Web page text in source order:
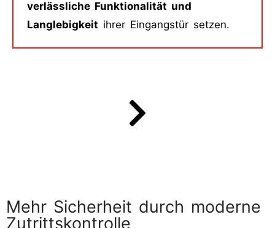
verlässliche Funktionalität und
Langlebigkeit ihrer Eingangstür setzen.
Mehr Sicherheit durch moderne
Zutrittskontrolle